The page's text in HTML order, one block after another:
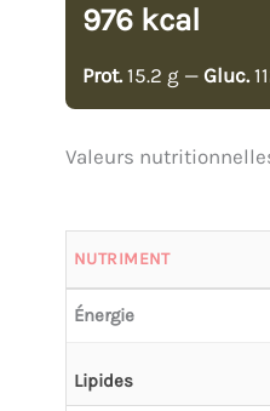
976 kcal
Prot. 15.2 g — Gluc.
Valeurs
NUTRIMENT
Énergie
Lipides